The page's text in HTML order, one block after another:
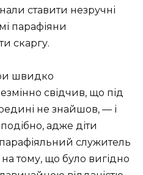
ставити незручні
парафіяни
скаргу.
швидко
свідчив, що під
не знайшов, — і
адже діти
служитель
тому, що було вигідно